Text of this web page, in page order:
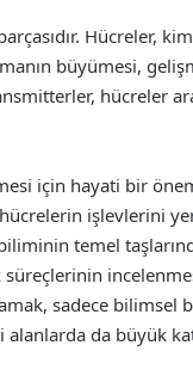
Hücreler,
büyümesi,
hücreler
için hayati bir
işlevlerini
temel
süreçlerinin
sadece bilimsel
da büyük